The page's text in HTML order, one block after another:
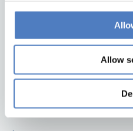
Allow
Zentrum für Soziale
1150 Wien
Google Maps
institute@zsi.at